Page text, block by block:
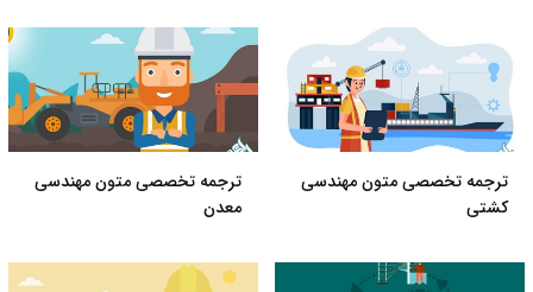
ترجمه تخصصی متون مهندسی
کشتی
ترجمه تخصصی متون مهندسی
معدن